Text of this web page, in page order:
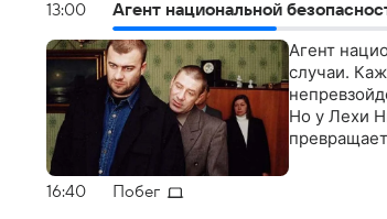
13:00
Агент национальной
Агент
случаи.
Но у Лехи
16:40 Побег